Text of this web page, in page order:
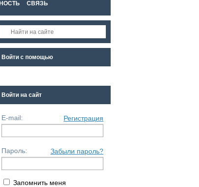
СВЯЗЬ
Войти с помощью
Войти на сайт
E-mail: Регистрация
Пароль: Забыли пароль?
Запомнить меня